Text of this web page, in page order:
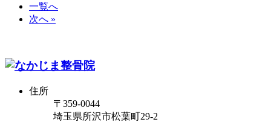
一覧へ
次へ »
住所
〒359-0044
埼玉県所沢市松葉町29-2